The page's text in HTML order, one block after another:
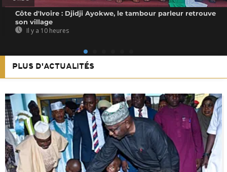
Côte d'Ivoire : Djidji Ayokwe, le tambour parleur retrouve
son village
Il y a 10 heures
PLUS D'ACTUALITÉS